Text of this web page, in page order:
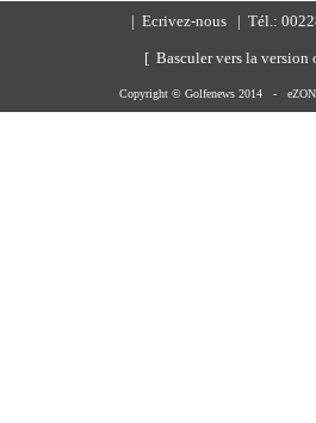
Ecrivez-nous | Tél.:
[ Basculer vers la version
Copyright © Golfenews 2014 -